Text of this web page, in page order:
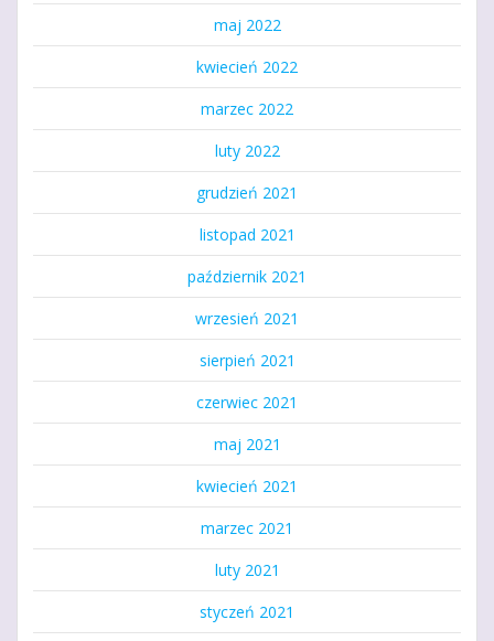
maj 2022
kwiecień 2022
marzec 2022
luty 2022
grudzień 2021
listopad 2021
październik 2021
wrzesień 2021
sierpień 2021
czerwiec 2021
maj 2021
kwiecień 2021
marzec 2021
luty 2021
styczeń 2021